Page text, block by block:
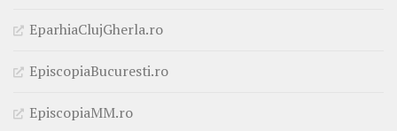
EparhiaClujGherla.ro
EpiscopiaBucuresti.ro
EpiscopiaMM.ro